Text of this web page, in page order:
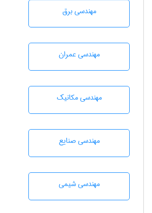
مهندسی برق
مهندسی عمران
مهندسی مکانیک
مهندسی صنايع
مهندسي شيمی